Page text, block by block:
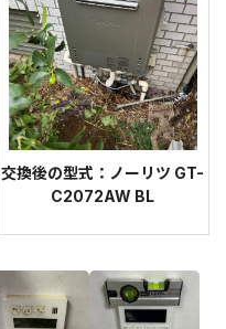
交換後の型式：ノーリツ GT-
C2072AW BL